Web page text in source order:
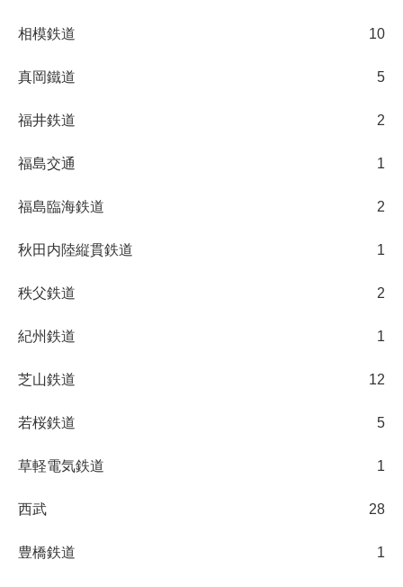
相模鉄道 10
真岡鐵道 5
福井鉄道 2
福島交通 1
福島臨海鉄道 2
秋田内陸縦貫鉄道 1
秩父鉄道 2
紀州鉄道 1
芝山鉄道 12
若桜鉄道 5
草軽電気鉄道 1
西武 28
豊橋鉄道 1